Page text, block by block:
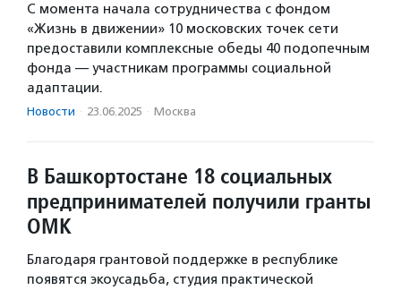
С момента начала сотрудничества с фондом
«Жизнь в движении» 10 московских точек сети
предоставили комплексные обеды 40 подопечным
фонда — участникам программы социальной
адаптации.
Новости · 23.06.2025 · Москва
В Башкортостане 18 социальных
предпринимателей получили гранты
ОМК
Благодаря грантовой поддержке в республике
появятся экоусадьба, студия практической